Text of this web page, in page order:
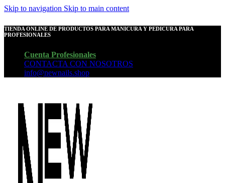
Skip to navigation Skip to main content
TIENDA ONLINE DE PRODUCTOS PARA MANICURA Y PEDICURA PARA
PROFESIONALES
Cuenta Profesionales
CONTACTA CON NOSOTROS
info@newnails.shop